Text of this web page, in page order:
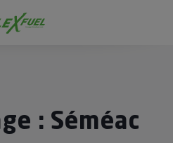
FlexFuel
: Séméac